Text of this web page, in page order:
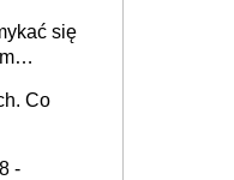
się
Co
-